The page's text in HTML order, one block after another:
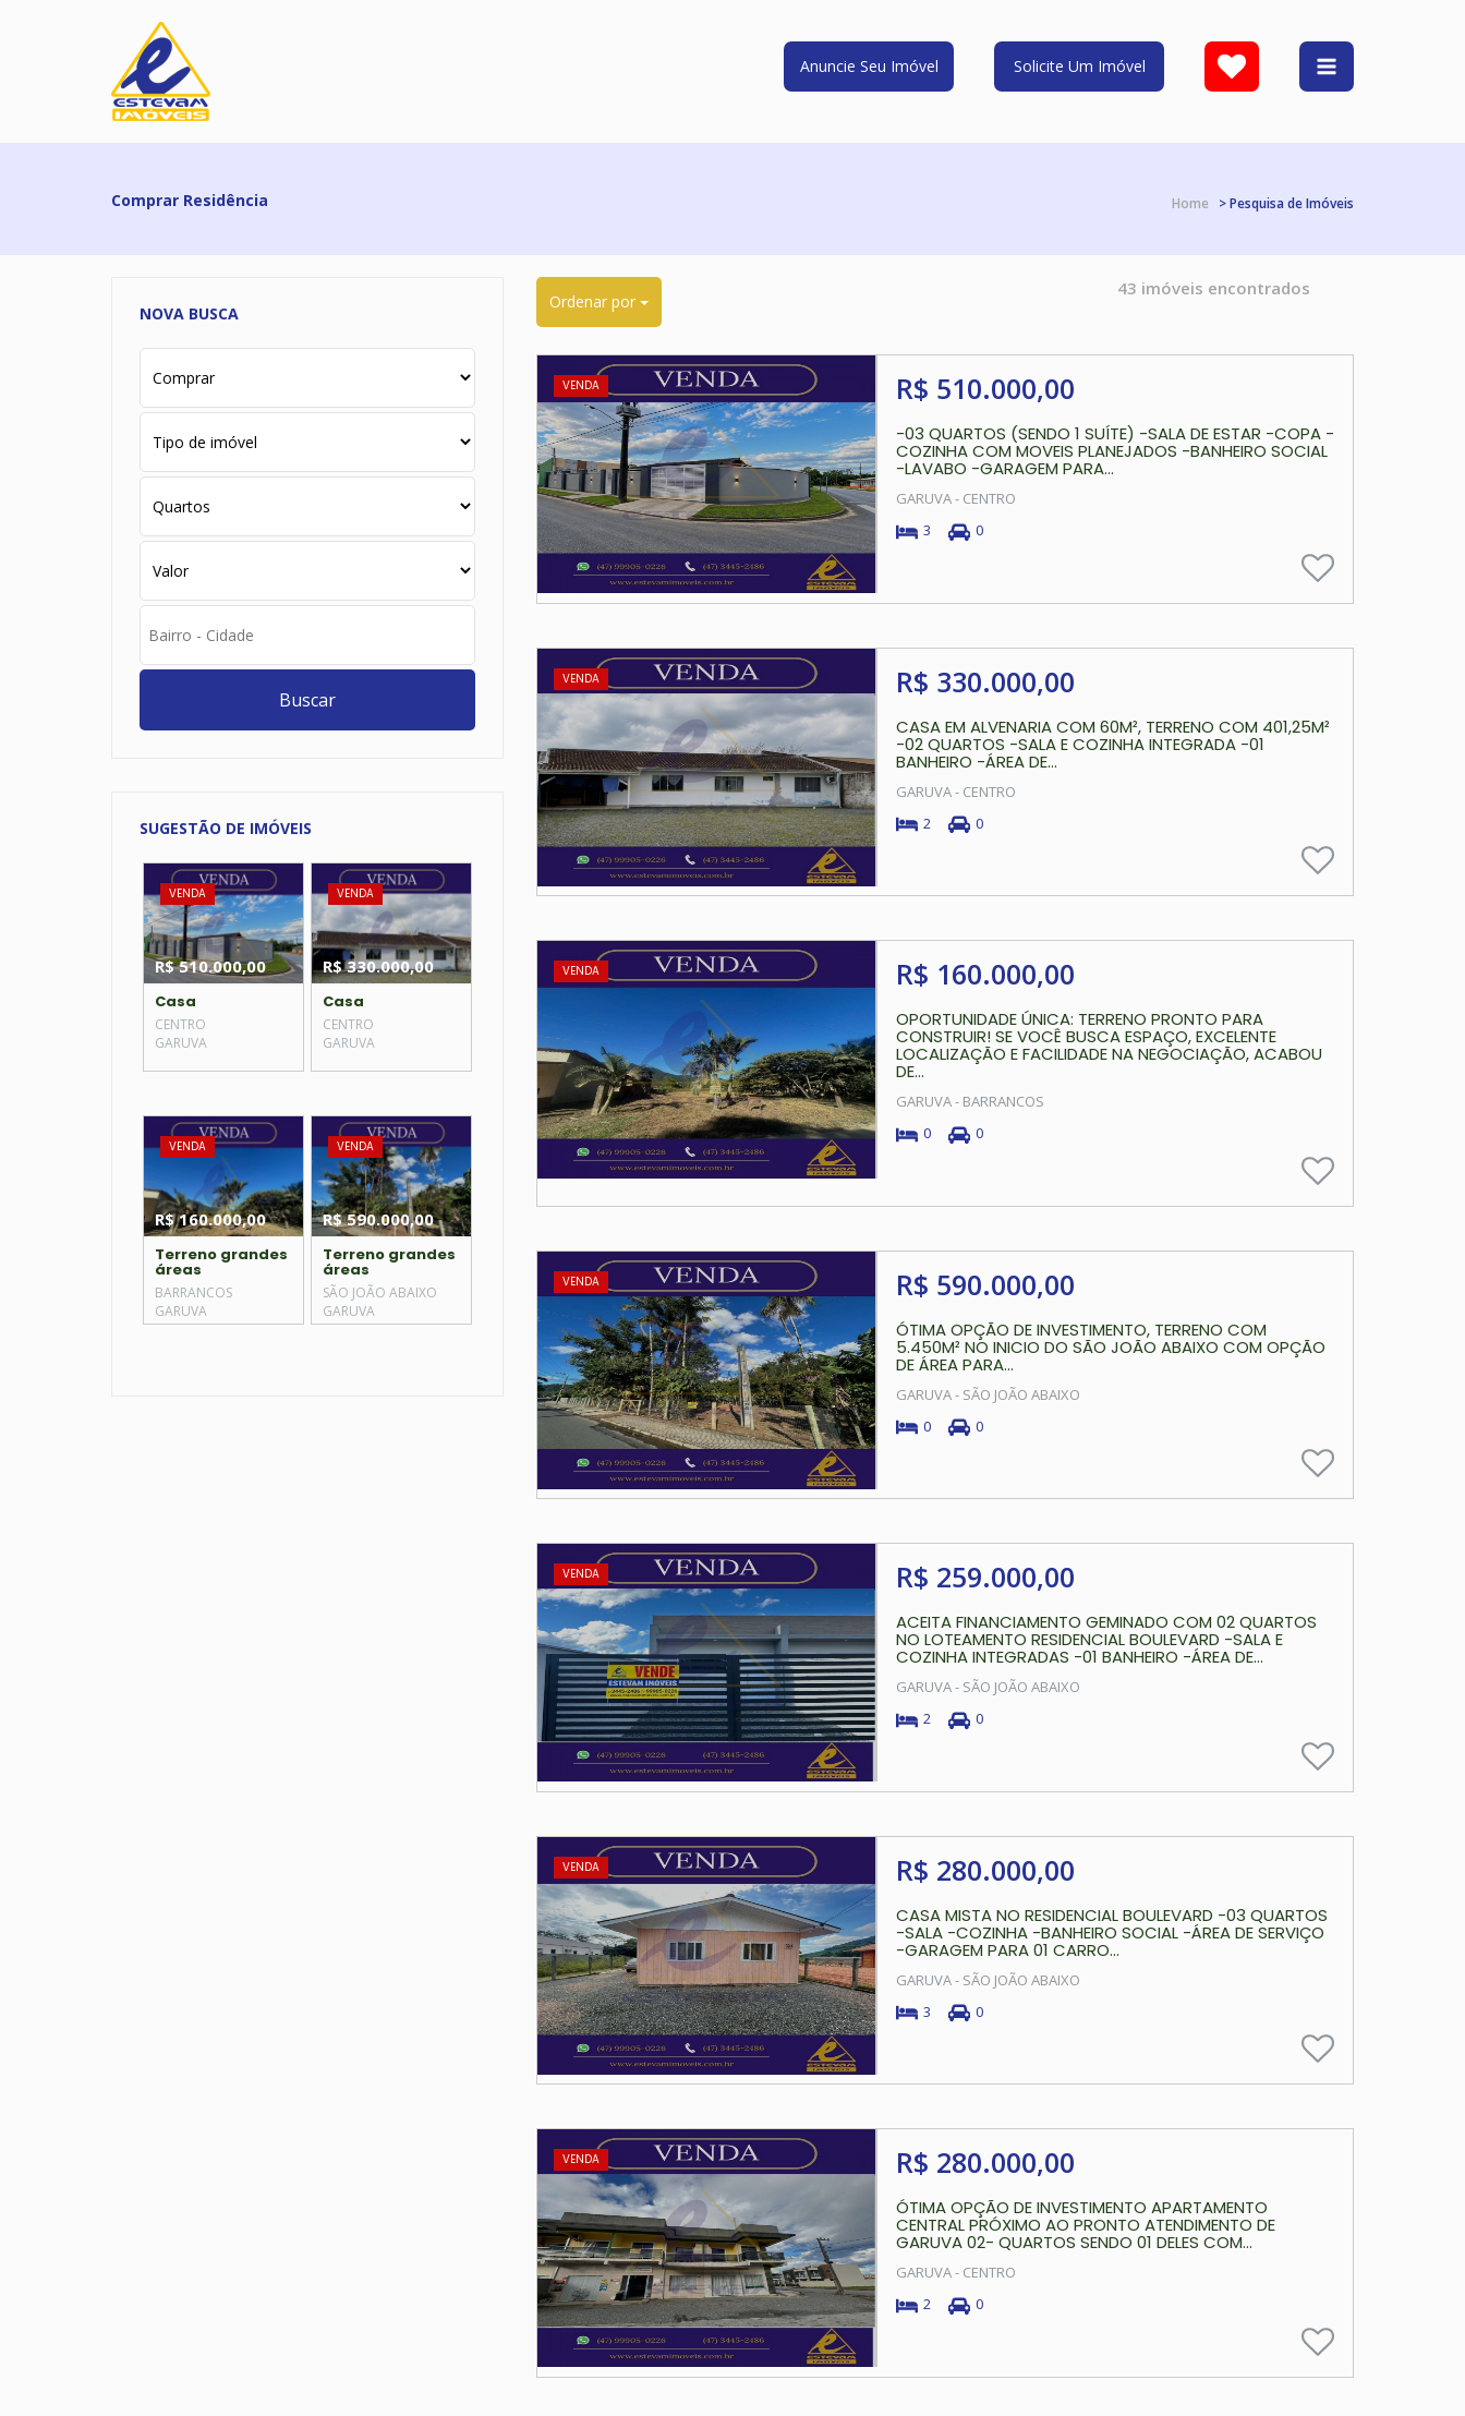
Solicite Um Imóvel
Anuncie Seu Imóvel
Comprar Residência Home > Pesquisa de Imóveis
NOVA BUSCA
Buscar
SUGESTÃO DE IMÓVEIS
VENDA
R$ 510.000,00
Casa
CENTRO
GARUVA
VENDA
R$ 330.000,00
Casa
CENTRO
GARUVA
VENDA
R$ 160.000,00
Terreno grandes
áreas
BARRANCOS
GARUVA
VENDA
R$ 590.000,00
Terreno grandes
áreas
SÃO JOÃO ABAIXO
GARUVA
Ordenar por
43 imóveis encontrados
VENDA R$ 510.000,00
-03 QUARTOS (SENDO 1 SUÍTE) -SALA DE ESTAR -COPA -
COZINHA COM MOVEIS PLANEJADOS -BANHEIRO SOCIAL
-LAVABO -GARAGEM PARA...
GARUVA - CENTRO
3
0
VENDA R$ 330.000,00
CASA EM ALVENARIA COM 60M², TERRENO COM 401,25M²
-02 QUARTOS -SALA E COZINHA INTEGRADA -01
BANHEIRO -ÁREA DE...
GARUVA - CENTRO
2
0
VENDA R$ 160.000,00
OPORTUNIDADE ÚNICA: TERRENO PRONTO PARA
CONSTRUIR! SE VOCÊ BUSCA ESPAÇO, EXCELENTE
LOCALIZAÇÃO E FACILIDADE NA NEGOCIAÇÃO, ACABOU
DE...
GARUVA - BARRANCOS
0
0
VENDA R$ 590.000,00
ÓTIMA OPÇÃO DE INVESTIMENTO, TERRENO COM
5.450M² NO INICIO DO SÃO JOÃO ABAIXO COM OPÇÃO
DE ÁREA PARA...
GARUVA - SÃO JOÃO ABAIXO
0
0
VENDA R$ 259.000,00
ACEITA FINANCIAMENTO GEMINADO COM 02 QUARTOS
NO LOTEAMENTO RESIDENCIAL BOULEVARD -SALA E
COZINHA INTEGRADAS -01 BANHEIRO -ÁREA DE...
GARUVA - SÃO JOÃO ABAIXO
2
0
VENDA R$ 280.000,00
CASA MISTA NO RESIDENCIAL BOULEVARD -03 QUARTOS
-SALA -COZINHA -BANHEIRO SOCIAL -ÁREA DE SERVIÇO
-GARAGEM PARA 01 CARRO...
GARUVA - SÃO JOÃO ABAIXO
3
0
VENDA R$ 280.000,00
ÓTIMA OPÇÃO DE INVESTIMENTO APARTAMENTO
CENTRAL PRÓXIMO AO PRONTO ATENDIMENTO DE
GARUVA 02- QUARTOS SENDO 01 DELES COM...
GARUVA - CENTRO
2
0